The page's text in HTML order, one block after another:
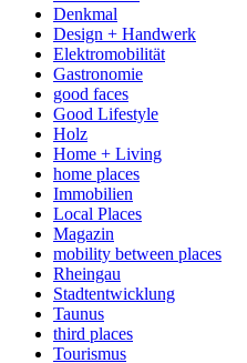
Denkmal
Design + Handwerk
Elektromobilität
Gastronomie
good faces
Good Lifestyle
Holz
Home + Living
home places
Immobilien
Local Places
Magazin
mobility between places
Rheingau
Stadtentwicklung
Taunus
third places
Tourismus